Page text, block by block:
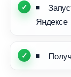
Яндексе